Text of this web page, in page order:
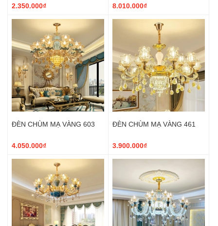
2.350.000₫
8.010.000₫
ĐÈN CHÙM MẠ VÀNG 603
4.050.000₫
ĐÈN CHÙM MẠ VÀNG 461
3.900.000₫